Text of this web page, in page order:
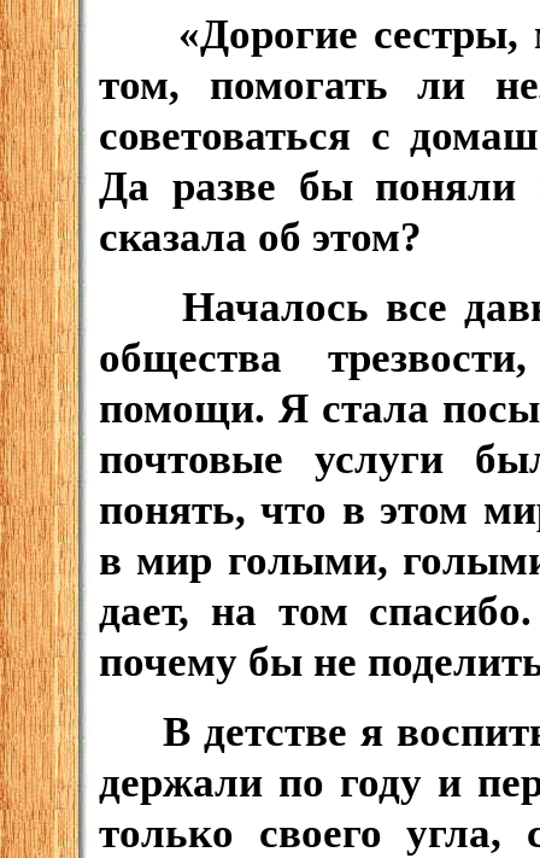
«Дорогие сестры,
том, помогать ли
советоваться с
Да разве бы
сказала об этом?
Началось все
общества
помощи. Я стала
почтовые услуги
понять, что в этом
в мир голыми,
дает, на том
почему бы не
В детстве я
держали по году и
только своего